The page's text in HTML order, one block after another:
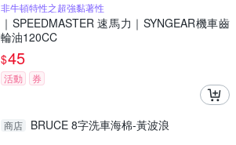
非牛頓特性之超強黏著性
｜SPEEDMASTER 速馬力｜SYNGEAR機車齒
輪油120CC
$45
活動 券
商店 BRUCE 8字洗車海棉-黃波浪